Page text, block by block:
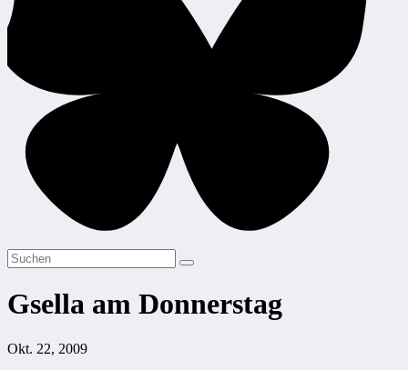
Gsella am Donnerstag
Okt. 22, 2009